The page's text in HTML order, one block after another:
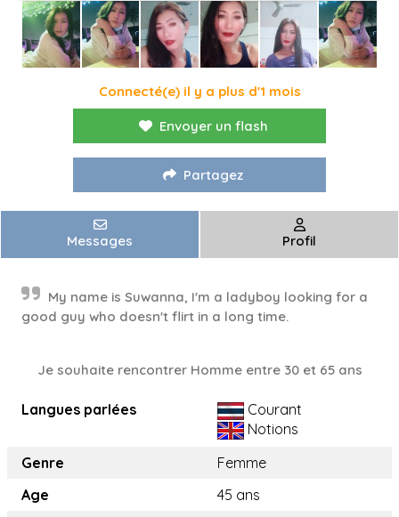
Connecté(e) il y a plus d'1 mois
Envoyer un flash
Partagez
Messages Profil
My name is Suwanna, I'm a ladyboy looking for a
good guy who doesn't flirt in a long time.
Je souhaite rencontrer Homme entre 30 et 65 ans
Langues parlées
Courant
Notions
Genre
Femme
Age
45 ans